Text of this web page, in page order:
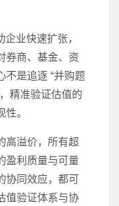
业快速扩张，
券商、基金、资
不是追逐 “并购题
精准验证估值的
。
高溢价，所有超
盈利质量与可量
协同效应，都可
值验证体系与协